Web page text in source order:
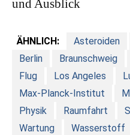
und Ausblick
ÄHNLICH: Asteroiden
Berlin
Braunschweig
Flug
Los Angeles
Max-Planck-Institut
Physik
Raumfahrt
Wartung
Wasserstoff